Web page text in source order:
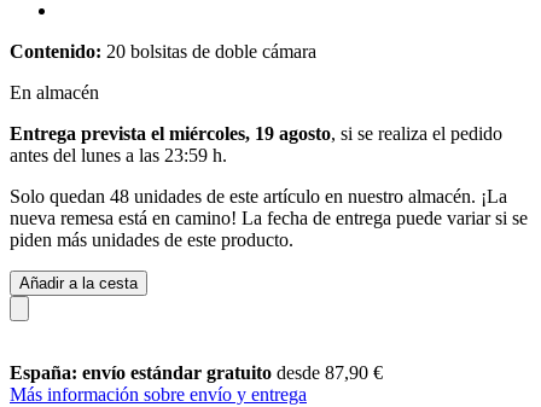
Contenido: 20 bolsitas de doble cámara
En almacén
Entrega prevista el miércoles, 19 agosto, si se realiza el pedido
antes del lunes a las 23:59 h.
Solo quedan 48 unidades de este artículo en nuestro almacén. ¡La
nueva remesa está en camino! La fecha de entrega puede variar si se
piden más unidades de este producto.
Añadir a la cesta
España: envío estándar gratuito desde 87,90 €
Más información sobre envío y entrega